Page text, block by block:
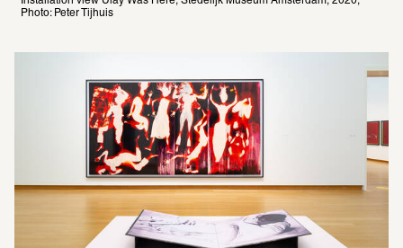
Photo: Peter Tijhuis